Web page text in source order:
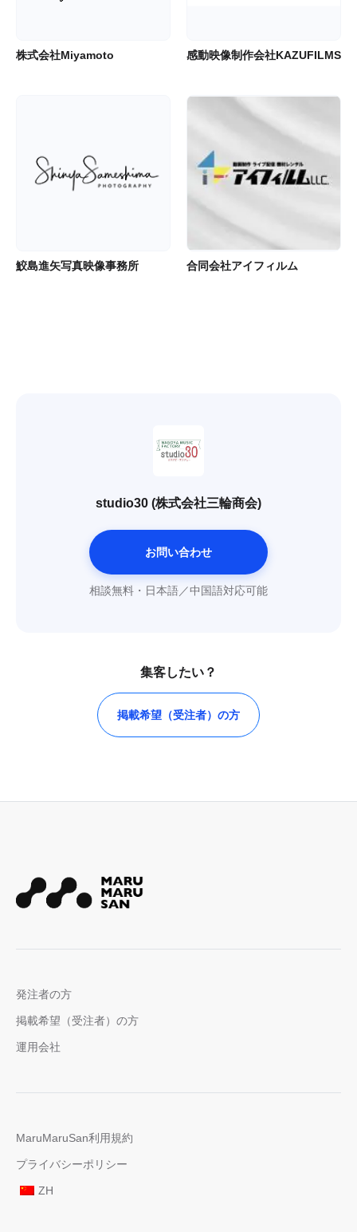
株式会社Miyamoto 感動映像制作会社KAZUFILMS
鮫島進矢写真映像事務所 合同会社アイフィルム
studio30 (株式会社三輪商会)
お問い合わせ
相談無料・日本語／中国語対応可能
集客したい？
掲載希望（受注者）の方
発注者の方
掲載希望（受注者）の方
運用会社
MaruMaruSan利用規約
プライバシーポリシー
ZH